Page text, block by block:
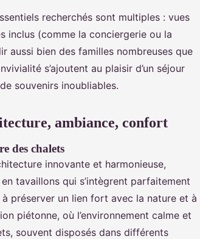
recherchés sont multiples : vues
inclus (comme la conciergerie ou la
aussi bien des familles nombreuses que
s’ajoutent au plaisir d’un séjour
souvenirs inoubliables.
ambiance, confort
des chalets
innovante et harmonieuse,
tavaillons qui s’intègrent parfaitement
préserver un lien fort avec la nature et à
piétonne, où l’environnement calme et
souvent disposés dans différents